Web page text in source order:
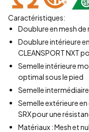
Caractéristiques:
Doublure en mesh
Doublure intérieure
CLEANSPORT NXT
Semelle intérieure
optimal sous le pied
Semelle
Semelle extérieure
SRX pour une
Matériaux : Mesh et